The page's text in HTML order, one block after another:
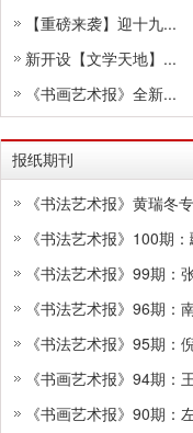
【重磅来袭】迎十九...
新开设【文学天地】...
《书画艺术报》全新...
报纸期刊
《书法艺术报》黄瑞冬
《书法艺术报》100期
《书法艺术报》99期：
《书法艺术报》96期：
《书法艺术报》95期：
《书画艺术报》94期：
《书画艺术报》90期：